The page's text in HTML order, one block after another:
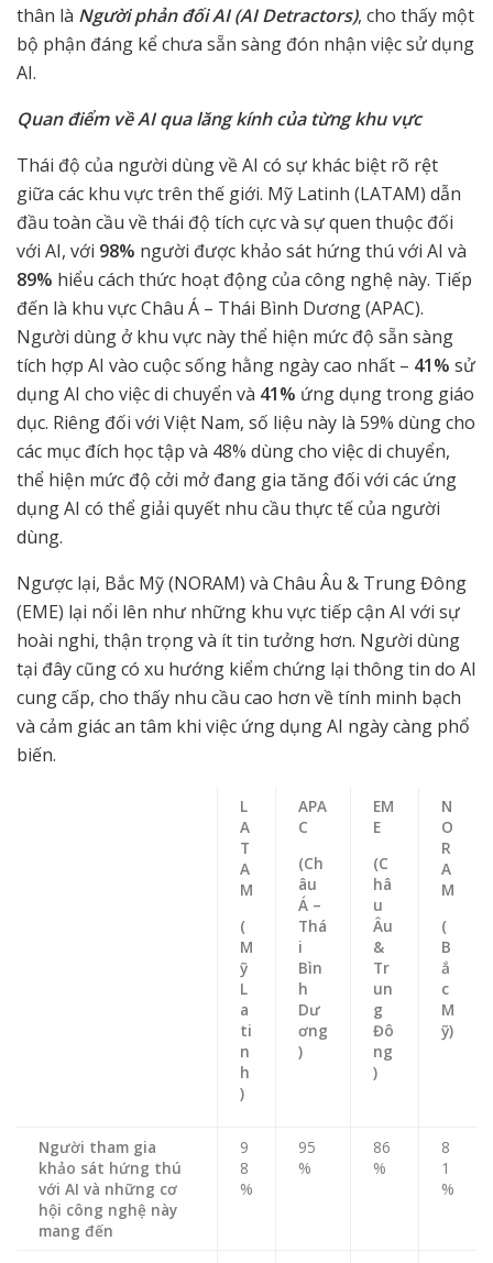
thân là Người phản đối AI (AI Detractors), cho thấy một
bộ phận đáng kể chưa sẵn sàng đón nhận việc sử dụng
AI.
Quan điểm về AI qua lăng kính của từng khu vực
Thái độ của người dùng về AI có sự khác biệt rõ rệt
giữa các khu vực trên thế giới. Mỹ Latinh (LATAM) dẫn
đầu toàn cầu về thái độ tích cực và sự quen thuộc đối
với AI, với 98% người được khảo sát hứng thú với AI và
89% hiểu cách thức hoạt động của công nghệ này. Tiếp
đến là khu vực Châu Á – Thái Bình Dương (APAC).
Người dùng ở khu vực này thể hiện mức độ sẵn sàng
tích hợp AI vào cuộc sống hằng ngày cao nhất – 41% sử
dụng AI cho việc di chuyển và 41% ứng dụng trong giáo
dục. Riêng đối với Việt Nam, số liệu này là 59% dùng cho
các mục đích học tập và 48% dùng cho việc di chuyển,
thể hiện mức độ cởi mở đang gia tăng đối với các ứng
dụng AI có thể giải quyết nhu cầu thực tế của người
dùng.
Ngược lại, Bắc Mỹ (NORAM) và Châu Âu & Trung Đông
(EME) lại nổi lên như những khu vực tiếp cận AI với sự
hoài nghi, thận trọng và ít tin tưởng hơn. Người dùng
tại đây cũng có xu hướng kiểm chứng lại thông tin do AI
cung cấp, cho thấy nhu cầu cao hơn về tính minh bạch
và cảm giác an tâm khi việc ứng dụng AI ngày càng phổ
biến.
L
A
T
A
M
(
M
ỹ
L
a
ti
n
h
)
APA
C
(Ch
âu
Á –
Thá
i
Bìn
h
Dư
ơng
)
EM
E
(C
hâ
u
Âu
&
Tr
un
g
Đô
ng
)
N
O
R
A
M
(
B
ắ
c
M
ỹ)
Người tham gia
khảo sát hứng thú
với AI và những cơ
hội công nghệ này
mang đến
9
8
%
95
%
86
%
8
1
%